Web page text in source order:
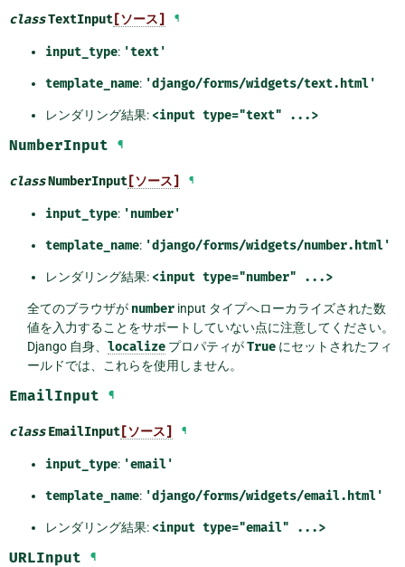
classTextInput [ソース] ¶
input_type: 'text'
template_name: 'django/forms/widgets/text.html'
レンダリング結果: <input type="text" ...>
NumberInput ¶
classNumberInput [ソース] ¶
input_type: 'number'
template_name: 'django/forms/widgets/number.html'
レンダリング結果: <input type="number" ...>
全てのブラウザが numberinput タイプへローカライズされた数
値を入力することをサポートしていない点に注意してください。
Django 自身、 localizeプロパティがTrueにセットされたフィ
ールドでは、これらを使用しません。
EmailInput ¶
class EmailInput [ソース] ¶
input_type: 'email'
template_name: 'django/forms/widgets/email.html'
レンダリング結果: <input type="email" ...>
URLInput ¶